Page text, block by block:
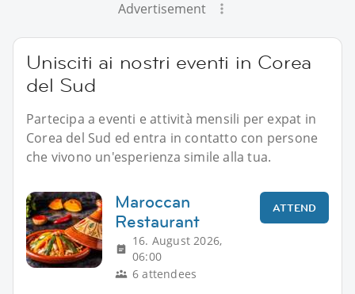
Advertisement
Unisciti ai nostri eventi in Corea
del Sud
Partecipa a eventi e attività mensili per expat in
Corea del Sud ed entra in contatto con persone
che vivono un'esperienza simile alla tua.
Maroccan
Restaurant
16. August 2026,
06:00
6 attendees
ATTEND